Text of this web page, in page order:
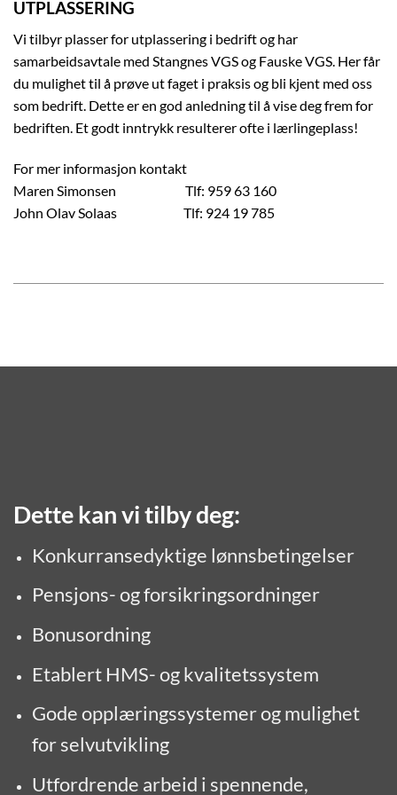
UTPLASSERING
Vi tilbyr plasser for utplassering i bedrift og har
samarbeidsavtale med Stangnes VGS og Fauske VGS. Her får
du mulighet til å prøve ut faget i praksis og bli kjent med oss
som bedrift. Dette er en god anledning til å vise deg frem for
bedriften. Et godt inntrykk resulterer ofte i lærlingeplass!
For mer informasjon kontakt
Maren Simonsen Tlf: 959 63 160
John Olav Solaas Tlf: 924 19 785
Dette kan vi tilby deg:
Konkurransedyktige lønnsbetingelser
Pensjons- og forsikringsordninger
Bonusordning
Etablert HMS- og kvalitetssystem
Gode opplæringssystemer og mulighet
for selvutvikling
Utfordrende arbeid i spennende,